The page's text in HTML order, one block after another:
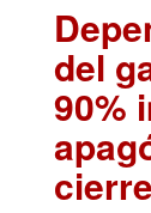
del
90%